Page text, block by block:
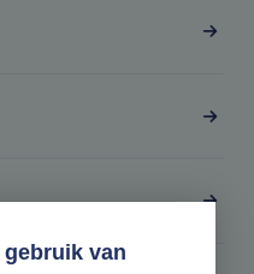
gebruik van